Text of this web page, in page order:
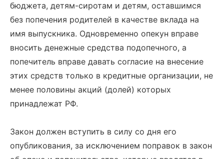
бюджета, детям-сиротам и детям, оставшимся
без попечения родителей в качестве вклада на
имя выпускника. Одновременно опекун вправе
вносить денежные средства подопечного, а
попечитель вправе давать согласие на внесение
этих средств только в кредитные организации, не
менее половины акций (долей) которых
принадлежат РФ.
Закон должен вступить в силу со дня его
опубликования, за исключением поправок в закон